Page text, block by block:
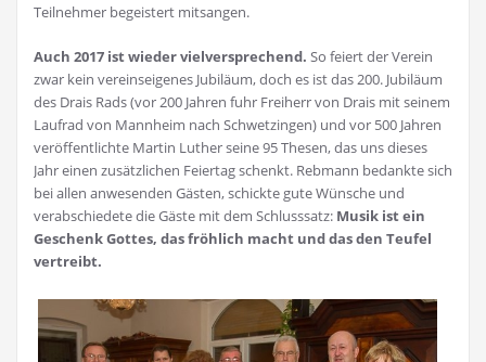
Teilnehmer begeistert mitsangen.
Auch 2017 ist wieder vielversprechend. So feiert der Verein
zwar kein vereinseigenes Jubiläum, doch es ist das 200. Jubiläum
des Drais Rads (vor 200 Jahren fuhr Freiherr von Drais mit seinem
Laufrad von Mannheim nach Schwetzingen) und vor 500 Jahren
veröffentlichte Martin Luther seine 95 Thesen, das uns dieses
Jahr einen zusätzlichen Feiertag schenkt. Rebmann bedankte sich
bei allen anwesenden Gästen, schickte gute Wünsche und
verabschiedete die Gäste mit dem Schlusssatz: Musik ist ein
Geschenk Gottes, das fröhlich macht und das den Teufel
vertreibt.